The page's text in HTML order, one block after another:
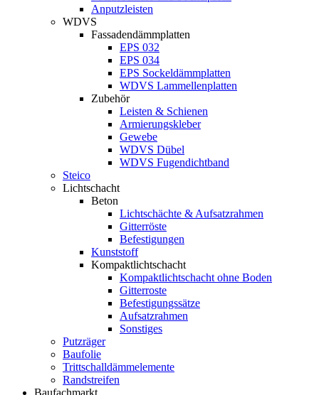
Anputzleisten
WDVS
Fassadendämmplatten
EPS 032
EPS 034
EPS Sockeldämmplatten
WDVS Lammellenplatten
Zubehör
Leisten & Schienen
Armierungskleber
Gewebe
WDVS Dübel
WDVS Fugendichtband
Steico
Lichtschacht
Beton
Lichtschächte & Aufsatzrahmen
Gitterröste
Befestigungen
Kunststoff
Kompaktlichtschacht
Kompaktlichtschacht ohne Boden
Gitterroste
Befestigungssätze
Aufsatzrahmen
Sonstiges
Putzräger
Baufolie
Trittschalldämmelemente
Randstreifen
Baufachmarkt